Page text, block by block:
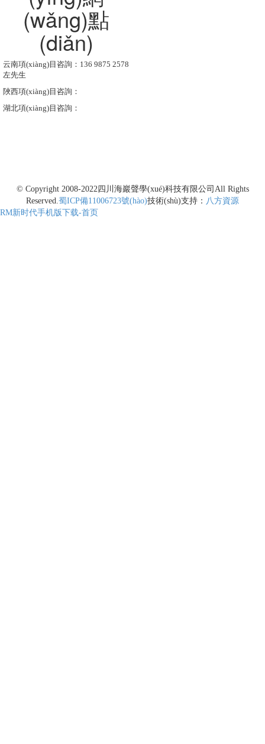
(wǎng)點
(diǎn)
云南項(xiàng)目咨詢：136 9875 2578
左先生
陜西項(xiàng)目咨詢：
湖北項(xiàng)目咨詢：
© Copyright 2008-2022四川海巖聲學(xué)科技有限公司 All Rights
Reserved.蜀ICP備11006723號(hào)技術(shù)支持： 八方資源
RM新时代手机版下载-首页